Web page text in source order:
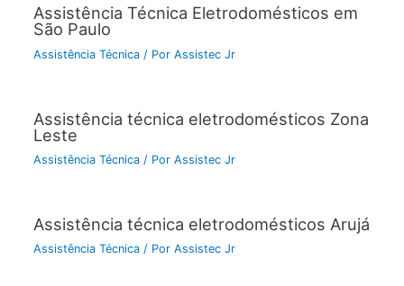
Assistência Técnica Eletrodomésticos em
São Paulo
Assistência Técnica/ Por Assistec Jr
Assistência técnica eletrodomésticos Zona
Leste
Assistência Técnica/ Por Assistec Jr
Assistência técnica eletrodomésticos Arujá
Assistência Técnica/ Por Assistec Jr